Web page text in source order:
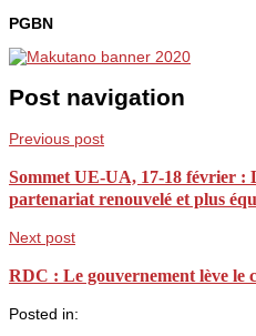
PGBN
Post navigation
Previous post
Sommet UE-UA, 17-18 février :
partenariat renouvelé et plus
Next post
RDC : Le gouvernement lève le
Posted in: